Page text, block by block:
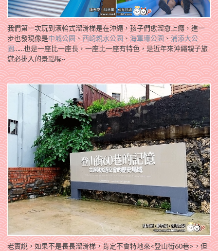
我們第一次玩到滾輪式溜滑梯是在沖繩，孩子們愈溜愈上癮，進一
步也發現像是中城公園、西崎親水公園、海軍壕公園、浦添大公
園……也是一座比一座長，一座比一座有特色，是近年來沖繩親子旅
遊必排入的景點喔~
老實說，如果不是長長溜滑梯，肯定不會特地來<登山街60巷>，但